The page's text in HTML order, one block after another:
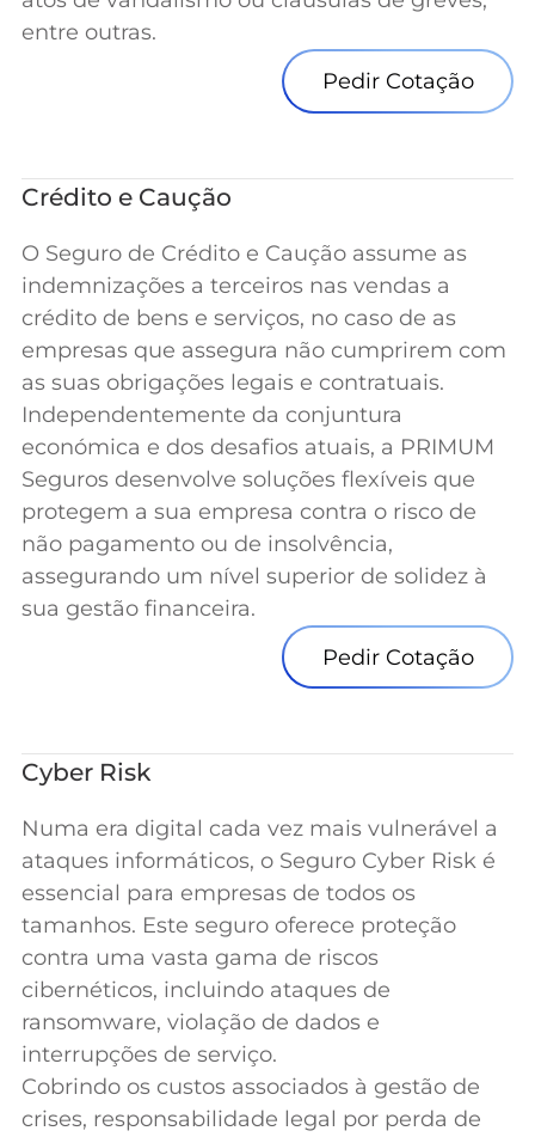
entre outras.
Pedir Cotação
Crédito e Caução
O Seguro de Crédito e Caução assume as
indemnizações a terceiros nas vendas a
crédito de bens e serviços, no caso de as
empresas que assegura não cumprirem com
as suas obrigações legais e contratuais.
Independentemente da conjuntura
económica e dos desafios atuais, a PRIMUM
Seguros desenvolve soluções flexíveis que
protegem a sua empresa contra o risco de
não pagamento ou de insolvência,
assegurando um nível superior de solidez à
sua gestão financeira.
Pedir Cotação
Cyber Risk
Numa era digital cada vez mais vulnerável a
ataques informáticos, o Seguro Cyber Risk é
essencial para empresas de todos os
tamanhos. Este seguro oferece proteção
contra uma vasta gama de riscos
cibernéticos, incluindo ataques de
ransomware, violação de dados e
interrupções de serviço.
Cobrindo os custos associados à gestão de
crises, responsabilidade legal por perda de